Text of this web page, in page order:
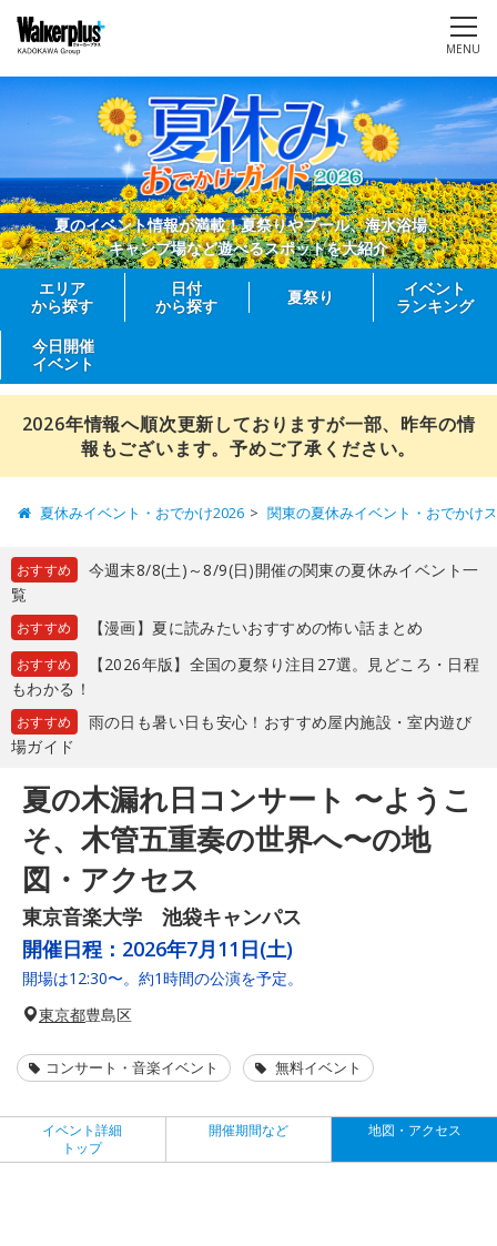
MENU
夏のイベント情報が満載！夏祭りやプール、海水浴場、
キャンプ場など遊べるスポットを大紹介
エリア
から探す
日付
から探す
夏祭り
イベント
ランキング
今日開催
イベント
2026年情報へ順次更新しておりますが一部、昨年の情
報もございます。予めご了承ください。
夏休みイベント・おでかけ2026 関東の夏休みイベント・おでかけ
おすすめ
今週末8/8(土)～8/9(日)開催の関東の夏休みイベント一
覧
おすすめ 【漫画】夏に読みたいおすすめの怖い話まとめ
おすすめ
【2026年版】全国の夏祭り注目27選。見どころ・日程
もわかる！
おすすめ
雨の日も暑い日も安心！おすすめ屋内施設・室内遊び
場ガイド
夏の木漏れ日コンサート 〜ようこ
そ、木管五重奏の世界へ〜の地
図・アクセス
東京音楽大学 池袋キャンパス
開催日程： 2026年7月11日(土)
開場は12:30〜。約1時間の公演を予定。
東京都豊島区
コンサート・音楽イベント 無料イベント
イベント詳細
トップ
開催期間など 地図・アクセス